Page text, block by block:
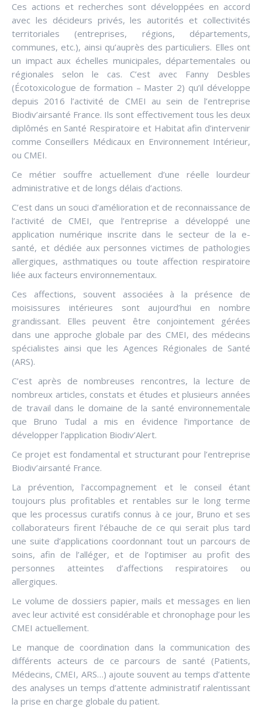
Ces actions et recherches sont développées en accord
avec les décideurs privés, les autorités et collectivités
territoriales (entreprises, régions, départements,
communes, etc.), ainsi qu’auprès des particuliers. Elles ont
un impact aux échelles municipales, départementales ou
régionales selon le cas. C’est avec Fanny Desbles
(Écotoxicologue de formation – Master 2) qu’il développe
depuis 2016 l’activité de CMEI au sein de l’entreprise
Biodiv’airsanté France. Ils sont effectivement tous les deux
diplômés en Santé Respiratoire et Habitat afin d’intervenir
comme Conseillers Médicaux en Environnement Intérieur,
ou CMEI.
Ce métier souffre actuellement d’une réelle lourdeur
administrative et de longs délais d’actions.
C’est dans un souci d’amélioration et de reconnaissance de
l’activité de CMEI, que l’entreprise a développé une
application numérique inscrite dans le secteur de la e-
santé, et dédiée aux personnes victimes de pathologies
allergiques, asthmatiques ou toute affection respiratoire
liée aux facteurs environnementaux.
Ces affections, souvent associées à la présence de
moisissures intérieures sont aujourd’hui en nombre
grandissant. Elles peuvent être conjointement gérées
dans une approche globale par des CMEI, des médecins
spécialistes ainsi que les Agences Régionales de Santé
(ARS).
C’est après de nombreuses rencontres, la lecture de
nombreux articles, constats et études et plusieurs années
de travail dans le domaine de la santé environnementale
que Bruno Tudal a mis en évidence l’importance de
développer l’application Biodiv’Alert.
Ce projet est fondamental et structurant pour l’entreprise
Biodiv’airsanté France.
La prévention, l’accompagnement et le conseil étant
toujours plus profitables et rentables sur le long terme
que les processus curatifs connus à ce jour, Bruno et ses
collaborateurs firent l’ébauche de ce qui serait plus tard
une suite d’applications coordonnant tout un parcours de
soins, afin de l’alléger, et de l’optimiser au profit des
personnes atteintes d’affections respiratoires ou
allergiques.
Le volume de dossiers papier, mails et messages en lien
avec leur activité est considérable et chronophage pour les
CMEI actuellement.
Le manque de coordination dans la communication des
différents acteurs de ce parcours de santé (Patients,
Médecins, CMEI, ARS…) ajoute souvent au temps d’attente
des analyses un temps d’attente administratif ralentissant
la prise en charge globale du patient.